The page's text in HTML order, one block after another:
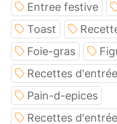
Entree festive
Toast
Foie-gras
Recettes
Pain-d-epices
Recettes